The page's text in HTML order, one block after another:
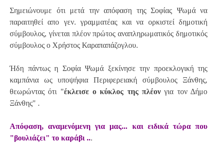
Σημειώνουμε ότι μετά την απόφαση της Σοφίας Ψωμά να
παραιτηθεί απο γεν. γραμματέας και να ορκιστεί δημοτική
σύμβουλος, γίνεται πλέον πρώτος αναπληρωματικός δημοτικός
σύμβουλος ο Χρήστος Καραπαπάζογλου.
Ήδη πάντως η Σοφία Ψωμά ξεκίνησε την προεκλογική της
καμπάνια ως υποψήφια Περιφερειακή σύμβουλος Ξάνθης,
θεωρώντας ότι "έκλεισε ο κύκλος της πλέον για τον Δήμο
Ξάνθης" .
Απόφαση, αναμενόμενη για μας... και ειδικά τώρα που
"βουλιάζει" το καράβι ...